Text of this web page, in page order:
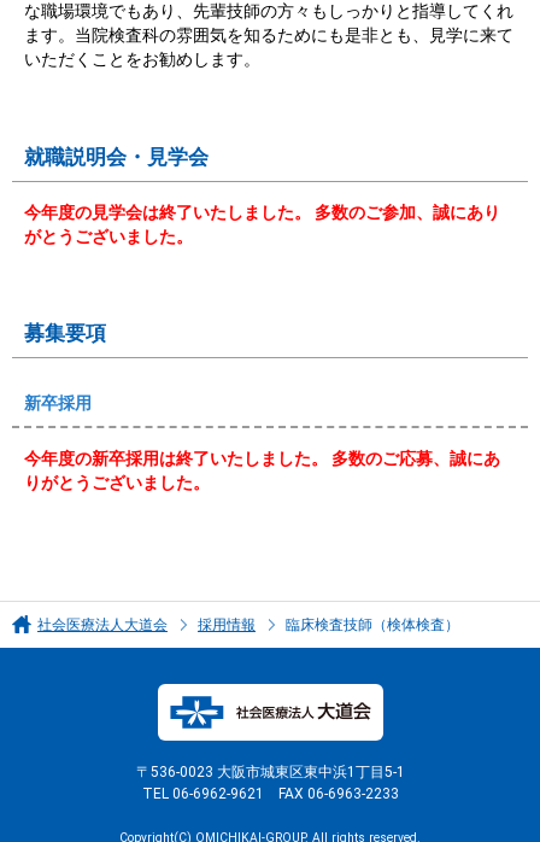
な職場環境でもあり、先輩技師の方々もしっかりと指導してくれ
ます。当院検査科の雰囲気を知るためにも是非とも、見学に来て
いただくことをお勧めします。
就職説明会・見学会
今年度の見学会は終了いたしました。 多数のご参加、誠にあり
がとうございました。
募集要項
新卒採用
今年度の新卒採用は終了いたしました。 多数のご応募、誠にあ
りがとうございました。
社会医療法人大道会 採用情報 臨床検査技師（検体検査）
〒536-0023 大阪市城東区東中浜1丁目5-1
TEL 06-6962-9621 FAX 06-6963-2233
Copyright(C) OMICHIKAI-GROUP. All rights reserved.